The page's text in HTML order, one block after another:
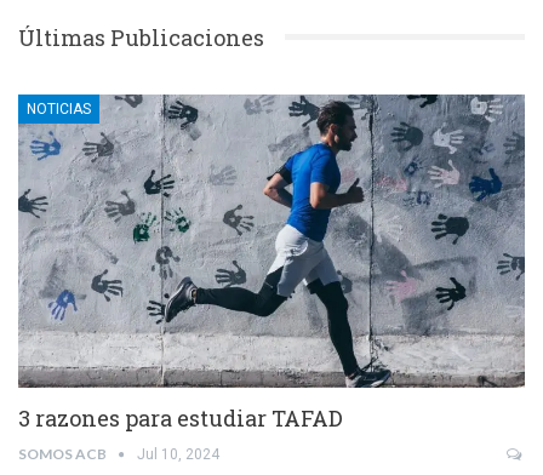
Últimas Publicaciones
NOTICIAS
3 razones para estudiar TAFAD
SOMOS ACB Jul 10, 2024